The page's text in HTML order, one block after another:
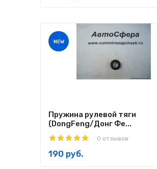
NEW
Пружина рулевой тяги
(DongFeng/Донг Фе...
0 отзывов
190 руб.